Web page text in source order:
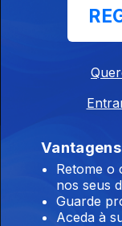
Filmar para o
Instale
Vantagens
Retome o
nos seus
Guarde
Aceda à